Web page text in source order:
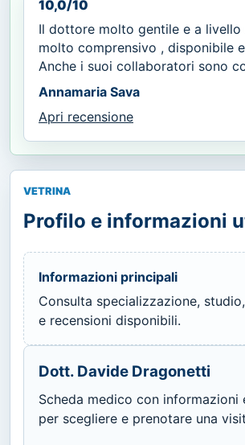
10,0/10
Il dottore molto gentile e a livello
molto comprensivo , disponibile
Anche i suoi collaboratori sono
Annamaria Sava
Apri recensione
VETRINA
Profilo e informazioni
Informazioni principali
Consulta specializzazione,
e recensioni disponibili.
Dott. Davide Dragonetti
Scheda medico con informazioni
per scegliere e prenotare una